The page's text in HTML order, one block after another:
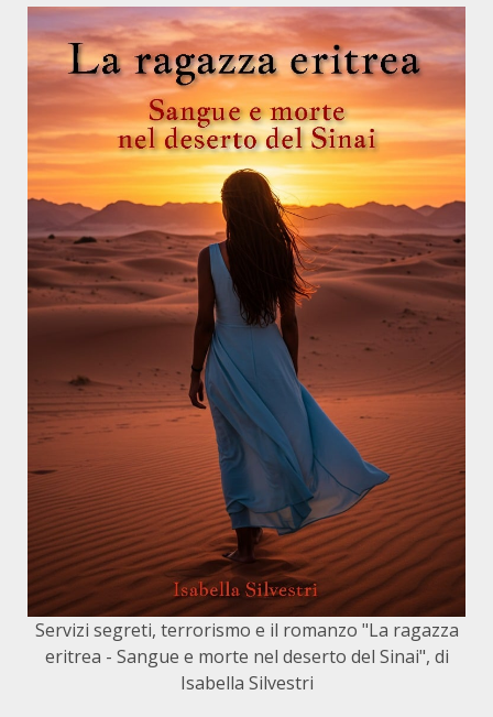
Servizi segreti, terrorismo e il romanzo "La ragazza
eritrea - Sangue e morte nel deserto del Sinai", di
Isabella Silvestri